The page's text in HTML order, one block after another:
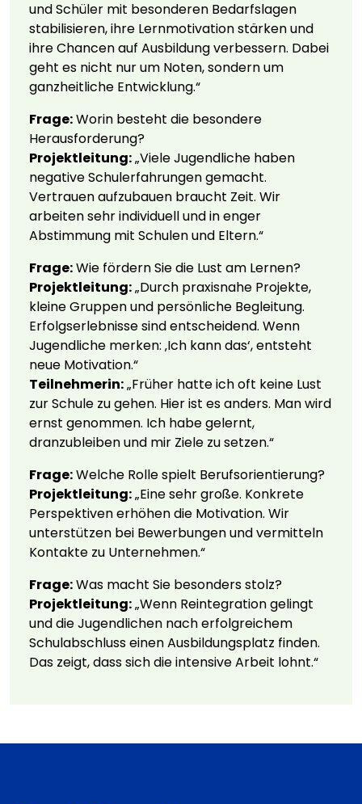
und Schüler mit besonderen Bedarfslagen
stabilisieren, ihre Lernmotivation stärken und
ihre Chancen auf Ausbildung verbessern. Dabei
geht es nicht nur um Noten, sondern um
ganzheitliche Entwicklung.“
Frage:Worin besteht die besondere
Herausforderung?
Projektleitung:„Viele Jugendliche haben
negative Schulerfahrungen gemacht.
Vertrauen aufzubauen braucht Zeit. Wir
arbeiten sehr individuell und in enger
Abstimmung mit Schulen und Eltern.“
Frage:Wie fördern Sie die Lust am Lernen?
Projektleitung:„Durch praxisnahe Projekte,
kleine Gruppen und persönliche Begleitung.
Erfolgserlebnisse sind entscheidend. Wenn
Jugendliche merken: ‚Ich kann das‘, entsteht
neue Motivation.“
Teilnehmerin:„Früher hatte ich oft keine Lust
zur Schule zu gehen. Hier ist es anders. Man wird
ernst genommen. Ich habe gelernt,
dranzubleiben und mir Ziele zu setzen.“
Frage:Welche Rolle spielt Berufsorientierung?
Projektleitung:„Eine sehr große. Konkrete
Perspektiven erhöhen die Motivation. Wir
unterstützen bei Bewerbungen und vermitteln
Kontakte zu Unternehmen.“
Frage:Was macht Sie besonders stolz?
Projektleitung:„Wenn Reintegration gelingt
und die Jugendlichen nach erfolgreichem
Schulabschluss einen Ausbildungsplatz finden.
Das zeigt, dass sich die intensive Arbeit lohnt.“